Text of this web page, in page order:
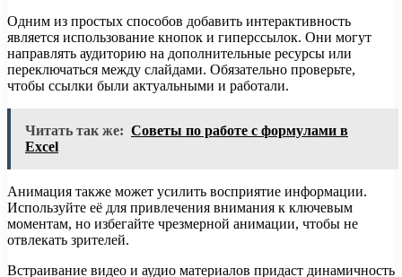
Одним из простых способов добавить интерактивность
является использование кнопок и гиперссылок. Они могут
направлять аудиторию на дополнительные ресурсы или
переключаться между слайдами. Обязательно проверьте,
чтобы ссылки были актуальными и работали.
Читать так же: Советы по работе с формулами в
Excel
Анимация также может усилить восприятие информации.
Используйте её для привлечения внимания к ключевым
моментам, но избегайте чрезмерной анимации, чтобы не
отвлекать зрителей.
Встраивание видео и аудио материалов придаст динамичность